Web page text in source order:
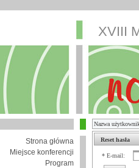
XVIII
Strona główna
Miejsce konferencji
Program
Reset hasła
* E-mail: